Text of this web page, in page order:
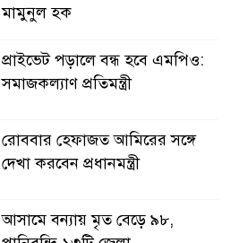
মামুনুল হক
প্রাইভেট পড়ালে বন্ধ হবে এমপিও:
সমাজকল্যাণ প্রতিমন্ত্রী
রোববার হেফাজত আমিরের সঙ্গে
দেখা করবেন প্রধানমন্ত্রী
আসামে বন্যায় মৃত বেড়ে ৯৮,